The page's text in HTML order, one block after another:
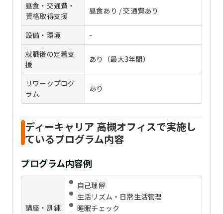
昼食・交通費・
資格取得支援
昼食あり / 交通費あり
設備・環境
-
就職後の定着支
援
あり（最大3年間）
リワークプログ
ラム
あり
ディーキャリア 高槻オフィスで実施し
ているプログラム内容
プログラム内容例
講座・訓練
自己理解
生活リズム・日常生活管理
睡眠チェック